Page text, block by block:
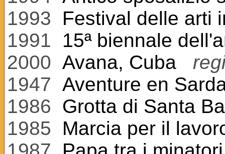
1993 Festival delle arti
1991 15ª biennale
2000 Avana, Cuba
1947 Aventure en
1986 Grotta di Santa
1985 Marcia per il